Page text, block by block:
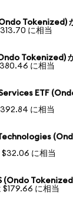
Tokenized)
に相当
Tokenized)
に相当
ETF
に相当
$32.06 に相当
(Ondo
$179.66 に相当